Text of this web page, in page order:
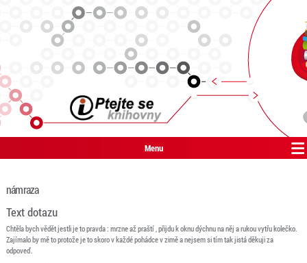
Menu
námraza
Text dotazu
Chtěla bych vědět jestli je to pravda : mrzne až praští , přijdu k oknu dýchnu na něj a rukou vytřu kolečko.
Zajímalo by mě to protože je to skoro v každé pohádce v zimě a nejsem si tím tak jistá děkuji za
odpoveď.